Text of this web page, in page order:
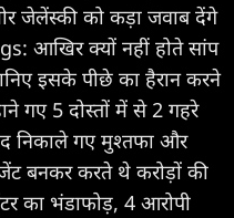
जेलेंस्की को कड़ा जवाब देंगे
आखिर क्यों नहीं होते सांप
इसके पीछे का हैरान करने
गए 5 दोस्तों में से 2 गहरे
निकाले गए मुश्तफा और
बनकर करते थे करोड़ों की
का भंडाफोड़, 4 आरोपी